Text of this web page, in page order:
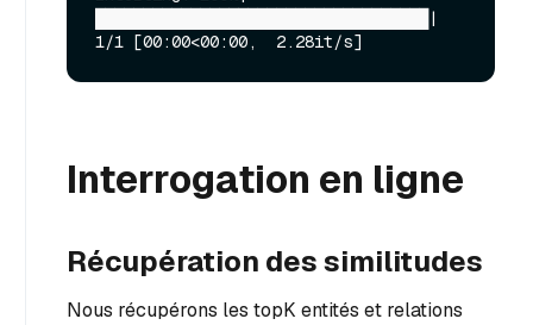
███████████████████████████████████|
Interrogation en ligne
Récupération des similitudes
Nous récupérons les topK entités et relations